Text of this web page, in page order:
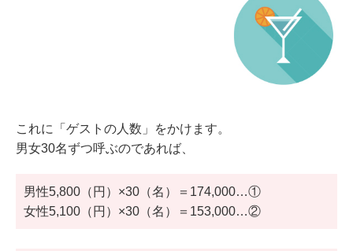
これに「ゲストの人数」をかけます。
男女30名ずつ呼ぶのであれば、
男性5,800（円）×30（名）＝174,000…①
女性5,100（円）×30（名）＝153,000…②